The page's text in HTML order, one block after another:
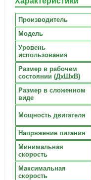
Производитель
Модель
Уровень
использования
Размер в рабочем
состоянии (ДxШxВ)
Размер в сложенном
виде
Мощность двигателя
Напряжение питания
Минимальная
скорость
Максимальная
скорость